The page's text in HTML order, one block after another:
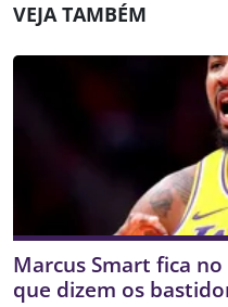
VEJA TAMBÉM
Marcus Smart fica no
que dizem os